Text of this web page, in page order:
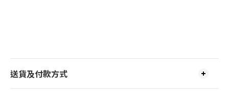
送貨及付款方式